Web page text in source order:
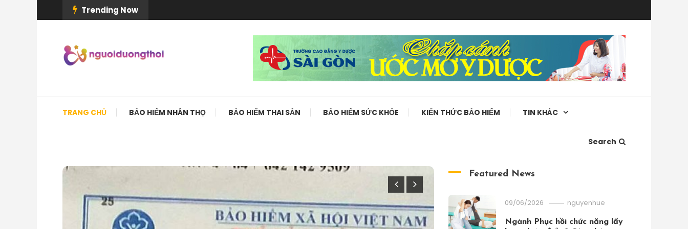
To
Trending Now
TRANG CHỦ BẢO HIỂM NHÂN THỌ BẢO HIỂM THAI SẢN BẢO HIỂM SỨC KHỎE KIẾN THỨC BẢO HIỂM TIN KHÁC
Search
Featured News
09/06/2026 nguyenhue
Ngành Phục hồi chức năng lấy